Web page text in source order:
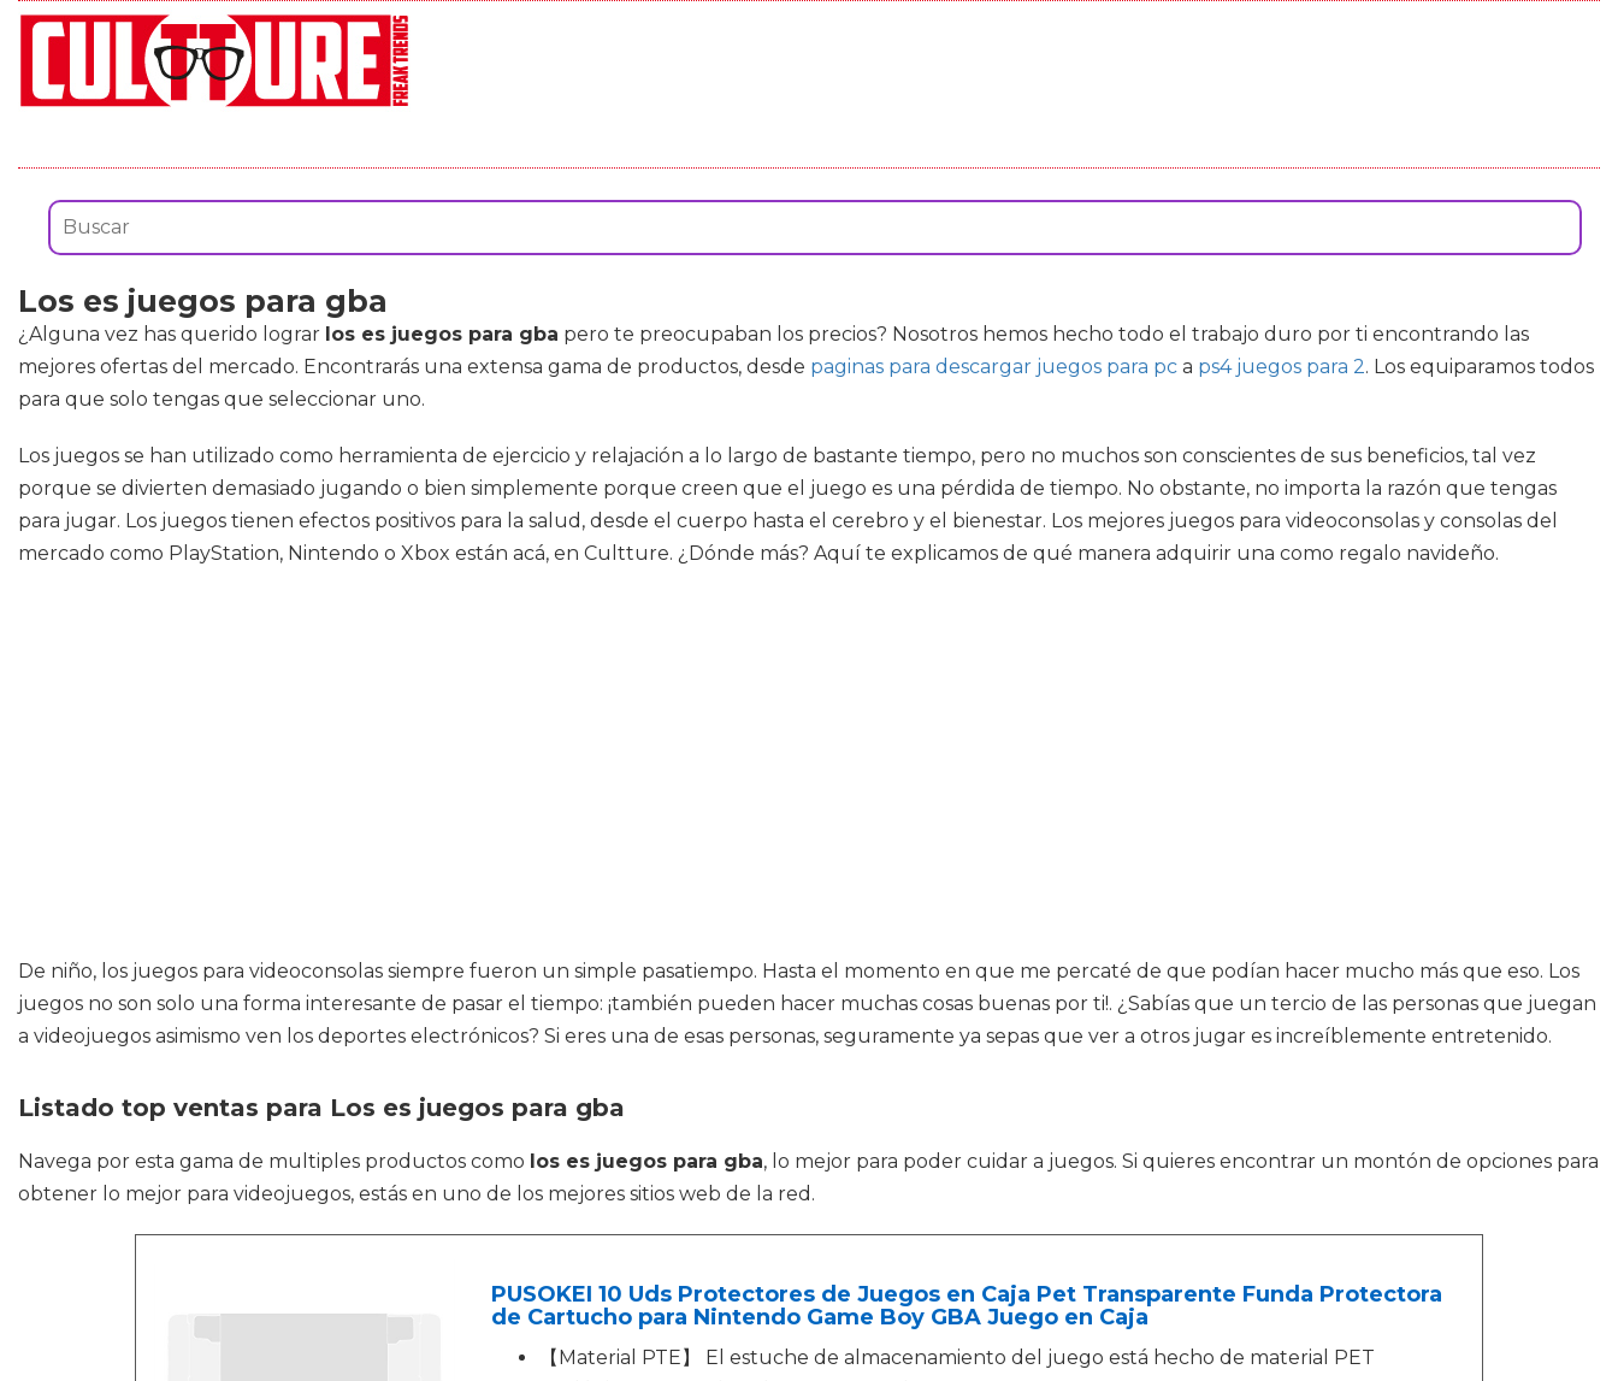
Los es juegos para gba
¿Alguna vez has querido lograr los es juegos para gba pero te preocupaban los precios? Nosotros hemos hecho todo el trabajo duro por ti encontrando las
mejores ofertas del mercado. Encontrarás una extensa gama de productos, desde paginas para descargar juegos para pc a ps4 juegos para 2. Los equiparamos todos
para que solo tengas que seleccionar uno.
Los juegos se han utilizado como herramienta de ejercicio y relajación a lo largo de bastante tiempo, pero no muchos son conscientes de sus beneficios, tal vez
porque se divierten demasiado jugando o bien simplemente porque creen que el juego es una pérdida de tiempo. No obstante, no importa la razón que tengas
para jugar. Los juegos tienen efectos positivos para la salud, desde el cuerpo hasta el cerebro y el bienestar. Los mejores juegos para videoconsolas y consolas del
mercado como PlayStation, Nintendo o Xbox están acá, en Cultture. ¿Dónde más? Aquí te explicamos de qué manera adquirir una como regalo navideño.
De niño, los juegos para videoconsolas siempre fueron un simple pasatiempo. Hasta el momento en que me percaté de que podían hacer mucho más que eso. Los
juegos no son solo una forma interesante de pasar el tiempo: ¡también pueden hacer muchas cosas buenas por ti!. ¿Sabías que un tercio de las personas que juegan
a videojuegos asimismo ven los deportes electrónicos? Si eres una de esas personas, seguramente ya sepas que ver a otros jugar es increíblemente entretenido.
Listado top ventas para Los es juegos para gba
Navega por esta gama de multiples productos como los es juegos para gba, lo mejor para poder cuidar a juegos. Si quieres encontrar un montón de opciones para
obtener lo mejor para videojuegos, estás en uno de los mejores sitios web de la red.
PUSOKEI 10 Uds Protectores de Juegos en Caja Pet Transparente Funda Protectora
de Cartucho para Nintendo Game Boy GBA Juego en Caja
【Material PTE】 El estuche de almacenamiento del juego está hecho de material PET